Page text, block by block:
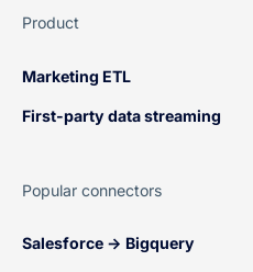
Product
Marketing ETL
First-party data streaming
Popular connectors
Salesforce → Bigquery